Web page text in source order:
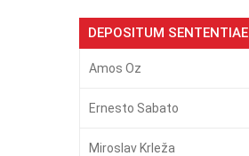
DEPOSITUM SENTENTIAE
Amos Oz
Ernesto Sabato
Miroslav Krleža